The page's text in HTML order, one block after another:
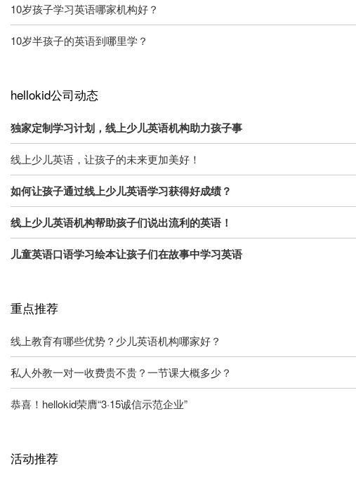
10岁孩子学习英语哪家机构好？
10岁半孩子的英语到哪里学？
hellokid公司动态
独家定制学习计划，线上少儿英语机构助力孩子事
线上少儿英语，让孩子的未来更加美好！
如何让孩子通过线上少儿英语学习获得好成绩？
线上少儿英语机构帮助孩子们说出流利的英语！
儿童英语口语学习绘本让孩子们在故事中学习英语
重点推荐
线上教育有哪些优势？少儿英语机构哪家好？
私人外教一对一收费贵不贵？一节课大概多少？
恭喜！hellokid荣膺“3·15诚信示范企业”
活动推荐